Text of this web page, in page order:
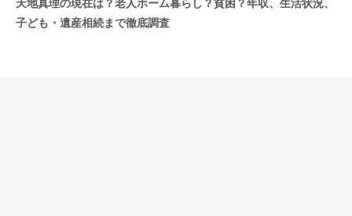
天地真理の現在は？老人ホーム暮らし？貧困？年収、生活状況、
子ども・遺産相続まで徹底調査